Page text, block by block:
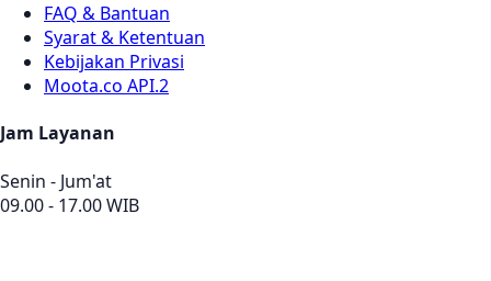
FAQ & Bantuan
Syarat & Ketentuan
Kebijakan Privasi
Moota.co API.2
Jam Layanan
Senin - Jum'at
09.00 - 17.00 WIB